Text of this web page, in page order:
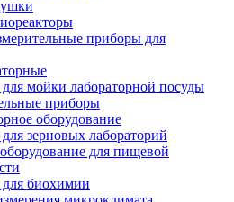
приборы для
мойки лабораторной посуды
приборы
оборудование
зерновых лабораторий
для пищевой
биохимии